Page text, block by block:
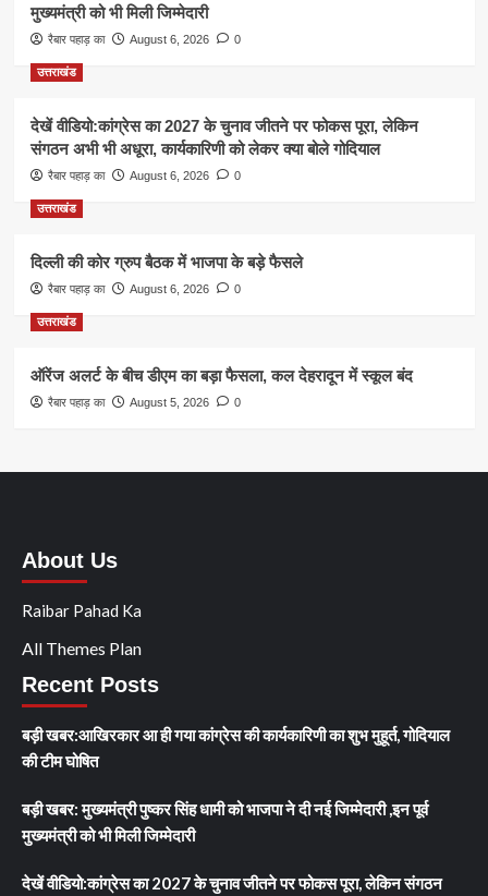
मुख्यमंत्री को भी मिली जिम्मेदारी
रैबार पहाड़ का August 6, 2026 0
उत्तराखंड
देखें वीडियो:कांग्रेस का 2027 के चुनाव जीतने पर फोकस पूरा, लेकिन
संगठन अभी भी अधूरा, कार्यकारिणी को लेकर क्या बोले गोदियाल
रैबार पहाड़ का August 6, 2026 0
उत्तराखंड
दिल्ली की कोर ग्रुप बैठक में भाजपा के बड़े फैसले
रैबार पहाड़ का August 6, 2026 0
उत्तराखंड
ऑरेंज अलर्ट के बीच डीएम का बड़ा फैसला, कल देहरादून में स्कूल बंद
रैबार पहाड़ का August 5, 2026 0
About Us
Raibar Pahad Ka
All Themes Plan
Recent Posts
बड़ी खबर:आखिरकार आ ही गया कांग्रेस की कार्यकारिणी का शुभ मुहूर्त, गोदियाल
की टीम घोषित
बड़ी खबर: मुख्यमंत्री पुष्कर सिंह धामी को भाजपा ने दी नई जिम्मेदारी ,इन पूर्व
मुख्यमंत्री को भी मिली जिम्मेदारी
देखें वीडियो:कांग्रेस का 2027 के चुनाव जीतने पर फोकस पूरा, लेकिन संगठन